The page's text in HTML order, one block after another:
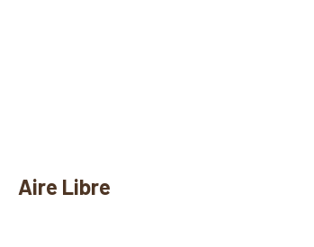
Aire Libre